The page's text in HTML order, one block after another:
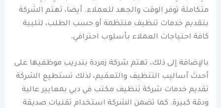
متكاملة توفر الوقت والجهد للعملاء. أيضا، تهتم الشركة
بتقديم خدمات تنظيف منتظمة أو حسب الطلب، لتلبية
كافة احتياجات العملاء بأسلوب احترافي.
بالإضافة إلى ذلك، تهتم شركة زمردة بتدريب موظفيها على
أحدث أساليب التنظيف والتعقيم، لذلك تستطيع الشركة
تقديم خدمات شركة تنظيف مكتب في دبي بمعايير عالية
ودقة كبيرة. كما تضمن الشركة استخدام تقنيات صديقة